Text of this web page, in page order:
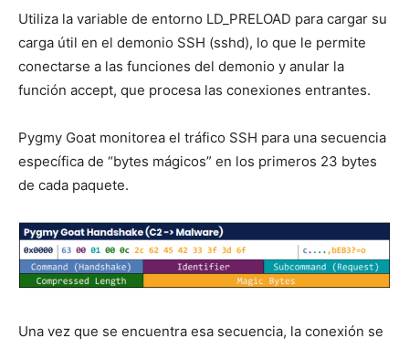
Utiliza la variable de entorno LD_PRELOAD para cargar su
carga útil en el demonio SSH (sshd), lo que le permite
conectarse a las funciones del demonio y anular la
función accept, que procesa las conexiones entrantes.
Pygmy Goat monitorea el tráfico SSH para una secuencia
específica de “bytes mágicos” en los primeros 23 bytes
de cada paquete.
Una vez que se encuentra esa secuencia, la conexión se